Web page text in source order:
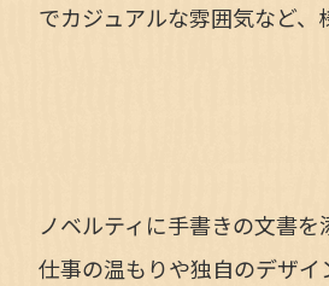
でカジュアルな雰囲気など、
ノベルティに手書きの文書
仕事の温もりや独自のデザ